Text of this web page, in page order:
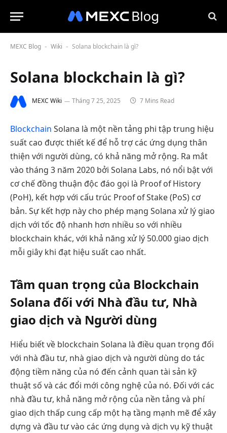
MEXC Blog - Wiki - Solana blockchain là gì?
Solana blockchain là gì?
MEXC Wiki Tháng 7 25, 2025 7 Mins Read
Blockchain Solana là một nền tảng phi tập trung hiệu
suất cao được thiết kế để hỗ trợ các ứng dụng thân
thiện với người dùng, có khả năng mở rộng. Ra mắt
vào tháng 3 năm 2020 bởi Solana Labs, nó nổi bật với
cơ chế đồng thuận độc đáo gọi là Proof of History
(PoH), kết hợp với cấu trúc Proof of Stake (PoS) cơ
bản. Sự kết hợp này cho phép mạng Solana xử lý giao
dịch với tốc độ nhanh hơn nhiều so với nhiều
blockchain khác, với khả năng xử lý 50.000 giao dịch
mỗi giây khi đạt hiệu suất cao nhất.
Tầm quan trọng của Blockchain
Solana đối với Nhà đầu tư, Nhà
giao dịch và Người dùng
Hiểu biết về blockchain Solana là điều quan trọng đối
với nhà đầu tư, nhà giao dịch và người dùng do tác
động tiềm năng của nó đến cảnh quan tài sản kỹ
thuật số và các đổi mới công nghệ của nó. Đối với các
nhà đầu tư, khả năng mở rộng của nền tảng và phí
giao dịch thấp cung cấp một hạ tầng mạnh mẽ để xây
dựng và đầu tư vào các ứng dụng và dịch vụ kỹ thuật